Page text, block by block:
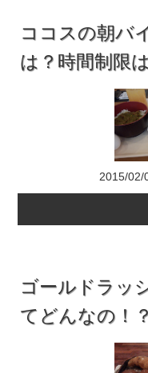
ココスの朝バ
は？時間制限
2015/02/
ゴールドラッ
てどんなの！？